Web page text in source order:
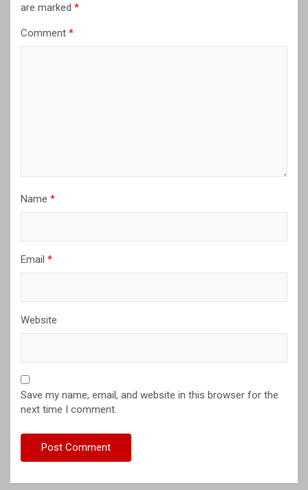
are marked *
Comment *
Name *
Email *
Website
Save my name, email, and website in this browser for the
next time I comment.